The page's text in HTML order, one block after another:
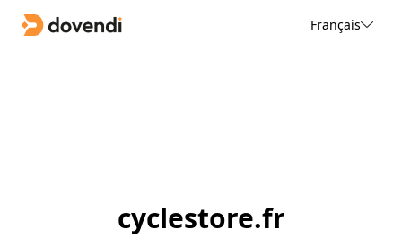
Français
cyclestore.fr